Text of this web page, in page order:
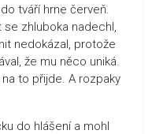
tváří hrne červeň.
zhluboka nadechl,
nedokázal, protože
že mu něco uniká.
to přijde. A rozpaky
do hlášení a mohl